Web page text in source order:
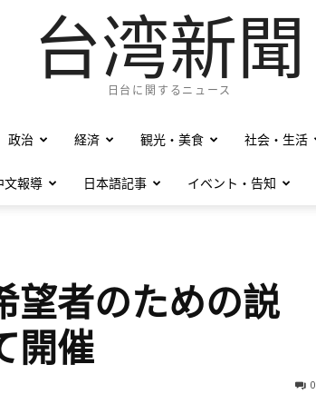
台湾新聞
日台に関するニュース
政治 経済 観光・美食 社会・生活
文報導 日本語記事 イベント・告知
望者のための説
開催
0